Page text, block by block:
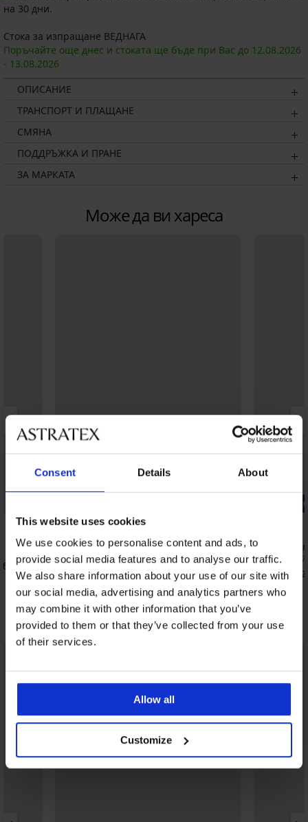
Consent Details About
This website uses cookies
We use cookies to personalise content and ads, to
provide social media features and to analyse our traffic.
We also share information about your use of our site with
our social media, advertising and analytics partners who
may combine it with other information that you’ve
provided to them or that they’ve collected from your use
of their services.
Allow all
Customize
на 30 дни.
Стока за изпращане ВЕДНАГА
Поръчайте още днес и стоката ще бъде при Вас до 12.08.2026
- 13.08.2026
ОПИСАНИЕ
ТРАНСПОРТ И ПЛАЩАНЕ
СМЯНА
ПОДДРЪЖКА И ПРАНЕ
ЗА МАРКАТА
Може да ви хареса
4,8
Сутиен Judith неподплатен без банели
24,00 €(46,94 лв.)47,99 €
-20% BRA20
Сутиен
49,99 €
39,99 €
Открийте подобни артикули